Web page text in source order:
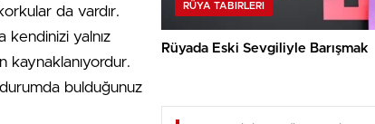
da vardır.
kendinizi yalnız
kaynaklanıyordur.
bulduğunuz
RÜYA TABIRLERI
Rüyada Eski Sevgiliyle Barışmak